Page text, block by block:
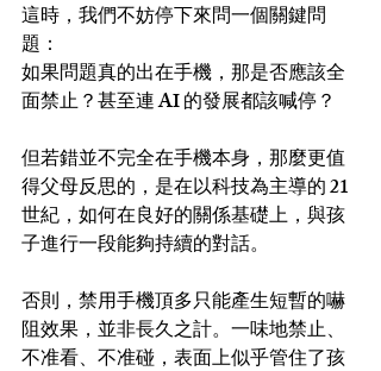
這時，我們不妨停下來問一個關鍵問
題：
如果問題真的出在手機，那是否應該全
面禁止？甚至連 AI 的發展都該喊停？
但若錯並不完全在手機本身，那麼更值
得父母反思的，是在以科技為主導的 21
世紀，如何在良好的關係基礎上，與孩
子進行一段能夠持續的對話。
否則，禁用手機頂多只能產生短暫的嚇
阻效果，並非長久之計。一味地禁止、
不准看、不准碰，表面上似乎管住了孩